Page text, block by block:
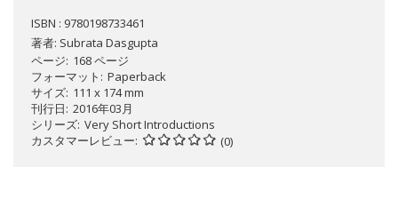
ISBN : 9780198733461
著者: Subrata Dasgupta
ページ 168 ページ
フォーマット
Paperback
サイズ 111 x 174 mm
刊行日 2016年03月
シリーズ Very Short Introductions
カスタマーレビュー
(0)